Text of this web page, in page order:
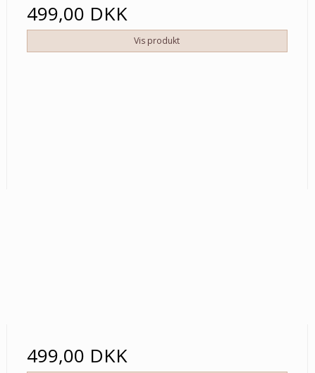
499,00 DKK
Vis produkt
499,00 DKK